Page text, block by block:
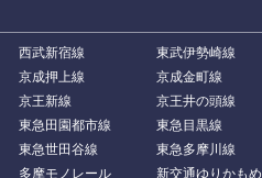
西武新宿線
東武伊勢崎線
京成押上線
京成金町線
京王新線
京王井の頭線
東急田園都市線
東急目黒線
東急世田谷線
東急多摩川線
多摩モノレール
新交通ゆりかもめ